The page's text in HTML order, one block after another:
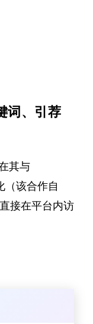
词、引荐
其与
（该合作自
接在平台内访